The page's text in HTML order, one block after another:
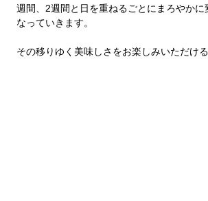
週間、2週間と日を重ねるごとにまろやかに
なっていきます。
その移りゆく美味しさをお楽しみいただける